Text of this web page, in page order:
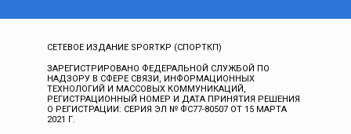
СЕТЕВОЕ ИЗДАНИЕ SPORTKP (СПОРТКП)
ЗАРЕГИСТРИРОВАНО ФЕДЕРАЛЬНОЙ СЛУЖБОЙ ПО
НАДЗОРУ В СФЕРЕ СВЯЗИ, ИНФОРМАЦИОННЫХ
ТЕХНОЛОГИЙ И МАССОВЫХ КОММУНИКАЦИЙ,
РЕГИСТРАЦИОННЫЙ НОМЕР И ДАТА ПРИНЯТИЯ РЕШЕНИЯ
О РЕГИСТРАЦИИ: СЕРИЯ ЭЛ № ФС77-80507 ОТ 15 МАРТА
2021 Г.